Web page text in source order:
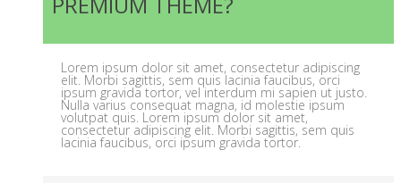
Lorem ipsum dolor sit amet, consectetur adipiscing
elit. Morbi sagittis, sem quis lacinia faucibus, orci
ipsum gravida tortor, vel interdum mi sapien ut justo.
Nulla varius consequat magna, id molestie ipsum
volutpat quis. Lorem ipsum dolor sit amet,
consectetur adipiscing elit. Morbi sagittis, sem quis
lacinia faucibus, orci ipsum gravida tortor.